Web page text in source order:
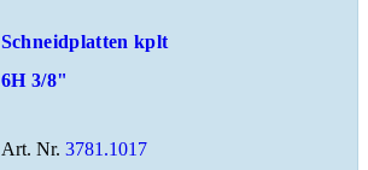
Schneidplatten kplt
6H 3/8"
Art. Nr. 3781.1017